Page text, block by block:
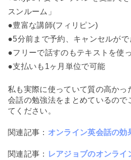
スンルーム」
●豊富な講師(フィリピン)
●5分前まで予約、キャンセルがで
●フリーで話すのもテキストを使
●支払いも1ヶ月単位で可能
私も実際に使っていて質の高かっ
会話の勉強法をまとめているので
てください。
関連記事： オンライン英会話の効
関連記事： レアジョブのオンライ